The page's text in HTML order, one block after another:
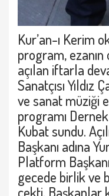
Kur’an-ı Kerim
program, ezanın
açılan iftarla
Sanatçısı Yıldız
ve sanat müziği
programı
Kubat sundu.
Başkanı adına
Platform Başkanı
gecede birlik ve
çekti. Başkanlar